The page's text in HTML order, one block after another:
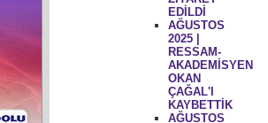
EDİLDİ
AĞUSTOS
2025 |
RESSAM-
AKADEMİSYEN
OKAN
ÇAĞAL'I
KAYBETTİK
AĞUSTOS